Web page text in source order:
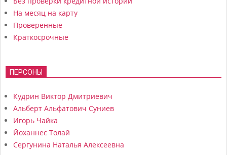
На месяц на карту
Проверенные
Краткосрочные
ПЕРСОНЫ
Кудрин Виктор Дмитриевич
Альберт Альфатович Суниев
Игорь Чайка
Йоханнес Толай
Сергунина Наталья Алексеевна